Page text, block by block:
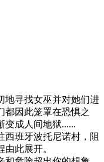
地寻找女巫并对她们进
都因此笼罩在恐惧之
变成人间地狱......
西班牙波托尼诺村，阻
此展开。